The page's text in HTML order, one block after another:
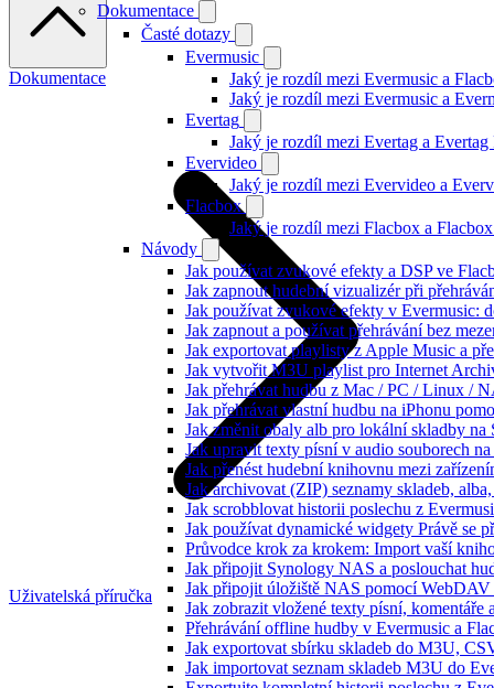
Dokumentace
Časté dotazy
Evermusic
Jaký je rozdíl mezi Evermusic a
Jaký je rozdíl mezi Evermusic a
Evertag
Jaký je rozdíl mezi Evertag a Evertag
Evervideo
Jaký je rozdíl mezi Evervideo a
Flacbox
Jaký je rozdíl mezi Flacbox a
Návody
Jak používat zvukové efekty a DSP ve
Jak zapnout hudební vizualizér při
Jak používat zvukové efekty v Evermusic:
Jak zapnout a používat přehrávání bez
Jak exportovat playlisty z Apple Music a
Jak vytvořit M3U playlist pro Internet
Jak přehrávat hudbu z Mac / PC / Linux /
Jak přehrávat vlastní hudbu na iPhonu
Jak změnit obaly alb pro lokální skladby
Jak upravit texty písní v audio souborech
Jak přenést hudební knihovnu mezi
Jak archivovat (ZIP) seznamy skladeb,
Jak scrobblovat historii poslechu z
Jak používat dynamické widgety Právě se
Průvodce krok za krokem: Import vaší
Jak připojit Synology NAS a poslouchat
Jak připojit úložiště NAS pomocí WebDAV
Jak zobrazit vložené texty písní,
Přehrávání offline hudby v Evermusic a
Jak exportovat sbírku skladeb do M3U,
Jak importovat seznam skladeb M3U do
Dokumentace
Uživatelská příručka